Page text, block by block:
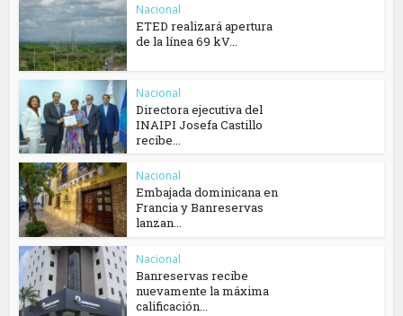
Nacional
ETED realizará apertura
de la línea 69 kV...
Nacional
Directora ejecutiva del
INAIPI Josefa Castillo
recibe...
Nacional
Embajada dominicana en
Francia y Banreservas
lanzan...
Nacional
Banreservas recibe
nuevamente la máxima
calificación...